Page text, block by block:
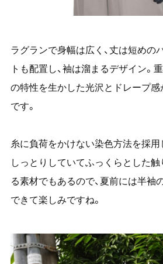
ラグランで身幅は広く、丈は短めの
トも配置し、袖は溜まるデザイン。
の特性を生かした光沢とドレープ感
です。
糸に負荷をかけない染色方法を採用
しっとりしていてふっくらとした触
る素材でもあるので、夏前には半袖
できて楽しみですね。